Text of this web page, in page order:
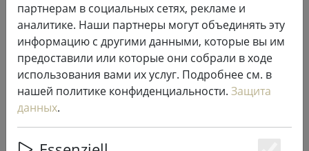
Мейлон ГмбХ
Konrad Zuse Ring 31
53424 Ремаген
Германия
Электронная почта: support@meilon.de
Тел.: +49 (0)2642 / 40 52 88 0
партнерам в социальных сетях, рекламе и
аналитике. Наши партнеры могут объединять эту
информацию с другими данными, которые вы им
предоставили или которые они собрали в ходе
использования вами их услуг. Подробнее см. в
нашей политике конфиденциальности. Защита
данных.